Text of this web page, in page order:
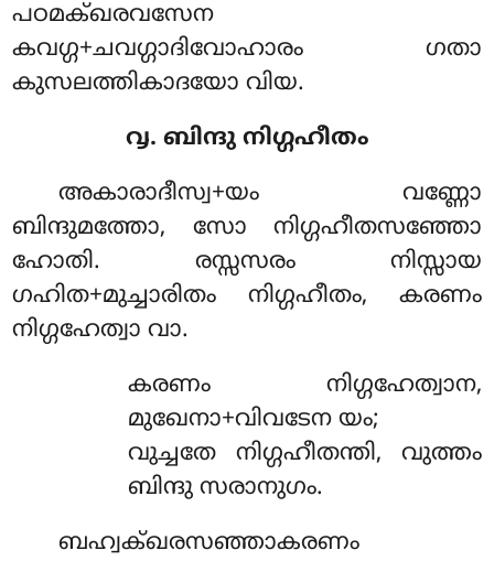
പഠമക്ഖരവസേന
കവഗ്ഗ+ചവഗ്ഗാദിവോഹാരം ഗതാ
കുസലത്തികാദയോ വിയ.
൮. ബിന്ദു നിഗ്ഗഹീതം
അകാരാദീസ്വ+യം വണ്ണോ
ബിന്ദുമത്തോ, സോ നിഗ്ഗഹീതസഞ്ഞോ
ഹോതി. രസ്സസരം നിസ്സായ
ഗഹിത+മുച്ചാരിതം നിഗ്ഗഹീതം, കരണം
നിഗ്ഗഹേത്വാ വാ.
കരണം നിഗ്ഗഹേത്വാന,
മുഖേനാ+വിവടേന യം;
വുച്ചതേ നിഗ്ഗഹീതന്തി, വുത്തം
ബിന്ദു സരാനുഗം.
ബഹ്വക്ഖരസഞ്ഞാകരണം